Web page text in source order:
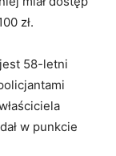
zł.
58-letni
w punkcie